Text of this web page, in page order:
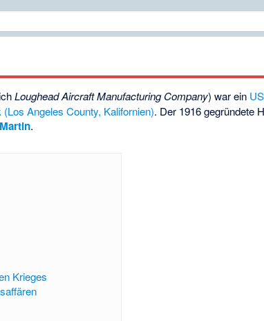
Loughead Aircraft Manufacturing Company) war ein
(Los Angeles County, Kalifornien). Der 1916 gegründete
.
Krieges